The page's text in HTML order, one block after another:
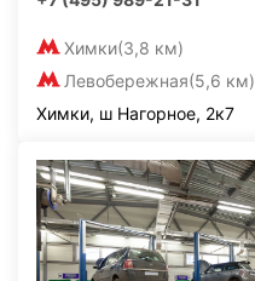
Химки(3,8 км)
Левобережная(5,6 км)
Химки, ш Нагорное, 2к7